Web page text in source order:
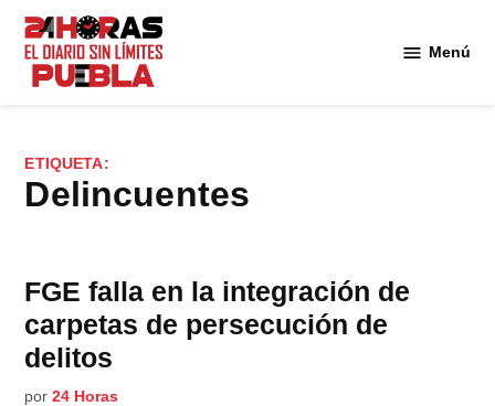
Saltar
contenido
Menú
ETIQUETA:
Delincuentes
FGE falla en la integración de
carpetas de persecución de
delitos
por 24 Horas